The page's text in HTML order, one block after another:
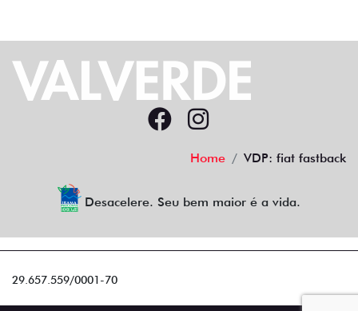
Home VDP: fiat fastback
Desacelere. Seu bem maior é a vida.
29.657.559/0001-70